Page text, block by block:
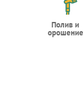
Полив и
орошение